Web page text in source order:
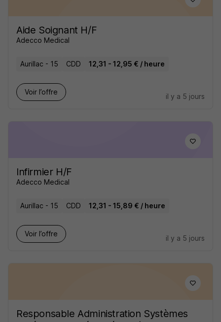
Aide Soignant H/F
Adecco Medical
Aurillac - 15 CDD 12,31 - 12,95 € / heure
Voir l’offre
il y a 5 jours
Infirmier H/F
Adecco Medical
Aurillac - 15 CDD 12,31 - 15,89 € / heure
Voir l’offre
il y a 5 jours
Responsable Administration Systèmes